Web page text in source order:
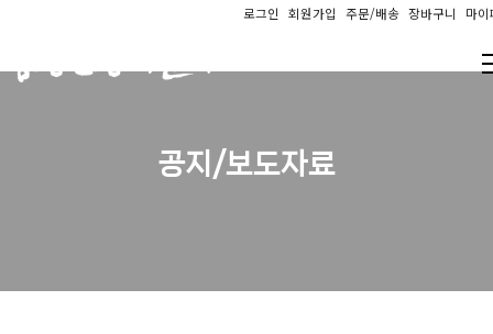
로그인 회원가입 주문/배송 장바구니 마
공지/보도자료